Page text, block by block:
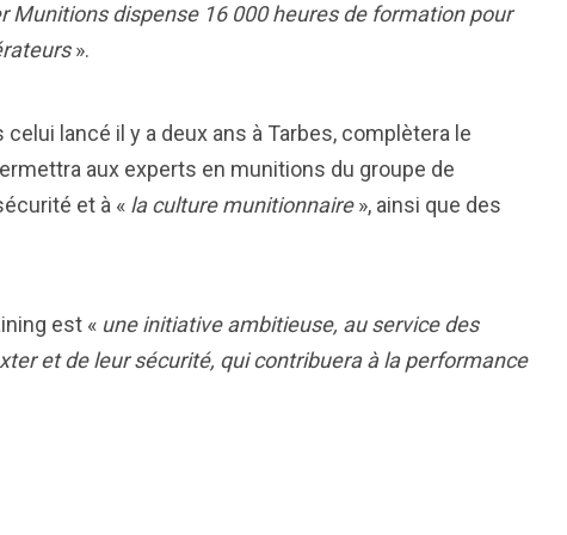
Munitions dispense 16 000 heures de formation pour
».
lancé il y a deux ans à Tarbes, complètera le
aux experts en munitions du groupe de
et à « la culture munitionnaire», ainsi que des
est « une initiative ambitieuse, au service des
et de leur sécurité, qui contribuera à la performance